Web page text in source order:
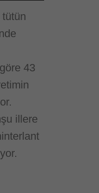
tütün
43
illere